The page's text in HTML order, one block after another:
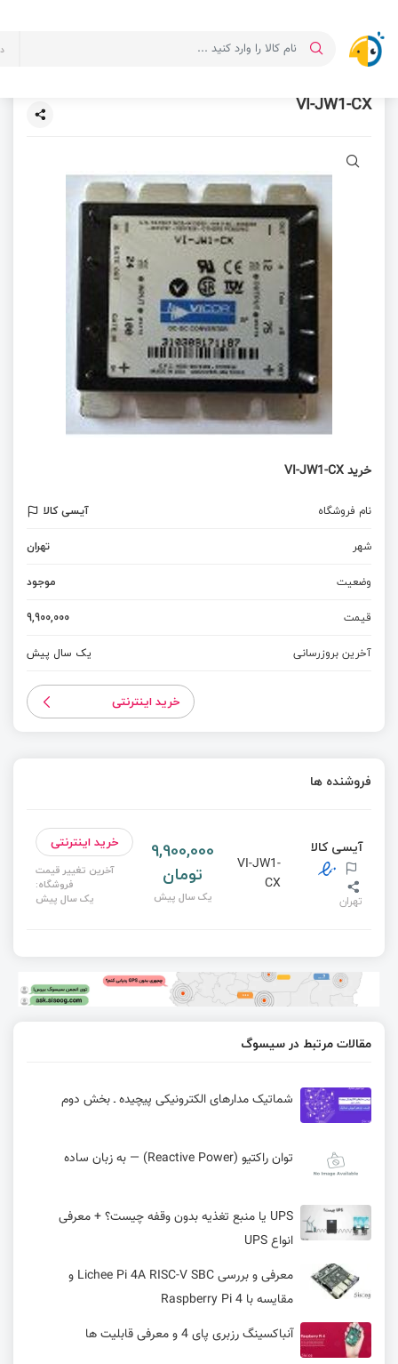
VI-JW1-CX
خرید VI-JW1-CX
نام فروشگاه
آیسی کالا
شهر
تهران
وضعیت
موجود
قیمت
9,900,000
آخرین بروزرسانی
یک سال پیش
خرید اینترنتی
فروشنده ها
آیسی کالا
تهران
VI-JW1-
CX
9,900,000
تومان
یک سال پیش
خرید اینترنتی
آخرین تغییر قیمت
فروشگاه:
یک سال پیش
مقالات مرتبط در سیسوگ
شماتیک مدارهای الکترونیکی پیچیده ـ بخش دوم
توان راکتیو (Reactive Power) — به زبان ساده
UPS یا منبع تغذیه بدون وقفه چیست؟ + معرفی
انواع UPS
معرفی و بررسی Lichee Pi 4A RISC-V SBC و
مقایسه با Raspberry Pi 4
آنباکسینگ رزبری پای 4 و معرفی قابلیت ها